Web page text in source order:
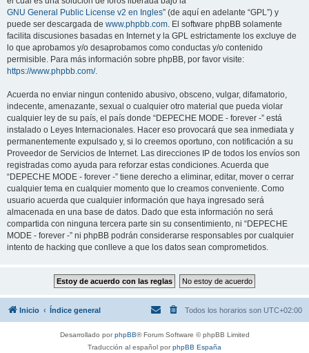
GNU General Public License v2 en Ingles” (de aquí en adelante “GPL”) y
puede ser descargada de www.phpbb.com. El software phpBB solamente
facilita discusiones basadas en Internet y la GPL estrictamente los excluye de
lo que aprobamos y/o desaprobamos como conductas y/o contenido
permisible. Para más información sobre phpBB, por favor visite:
https://www.phpbb.com/.
Acuerda no enviar ningun contenido abusivo, obsceno, vulgar, difamatorio,
indecente, amenazante, sexual o cualquier otro material que pueda violar
cualquier ley de su país, el país donde “DEPECHE MODE - forever -” está
instalado o Leyes Internacionales. Hacer eso provocará que sea inmediata y
permanentemente expulsado y, si lo creemos oportuno, con notificación a su
Proveedor de Servicios de Internet. Las direcciones IP de todos los envíos son
registradas como ayuda para reforzar estas condiciones. Acuerda que
“DEPECHE MODE - forever -” tiene derecho a eliminar, editar, mover o cerrar
cualquier tema en cualquier momento que lo creamos conveniente. Como
usuario acuerda que cualquier información que haya ingresado será
almacenada en una base de datos. Dado que esta información no será
compartida con ninguna tercera parte sin su consentimiento, ni “DEPECHE
MODE - forever -” ni phpBB podrán considerarse responsables por cualquier
intento de hacking que conlleve a que los datos sean comprometidos.
Inicio Índice general Todos los horarios son UTC+02:00
Desarrollado porphpBB® Forum Software © phpBB Limited
Traducción al español porphpBB España